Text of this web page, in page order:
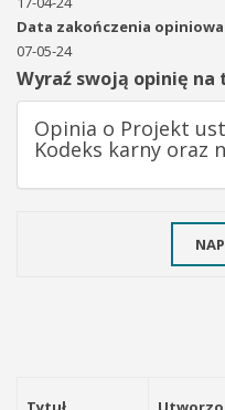
Data zakończenia
07-05-24
Wyraź swoją opinię na
Opinia o Projekt
Kodeks karny oraz